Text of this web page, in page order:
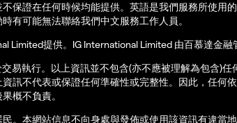
保證在任何時候均能提供。英語是我們服務所使用
有可能無法聯絡我們中文服務工作人員。
Limited提供。IG International Limited 由百慕達金融
易執行。以上資訊並不包含(亦不應被理解為包含)
訊不代表或保證任何準確性或完整性。因此，任何
概不負責。
。本網站信息不向身處與發佈或使用該資訊有違當